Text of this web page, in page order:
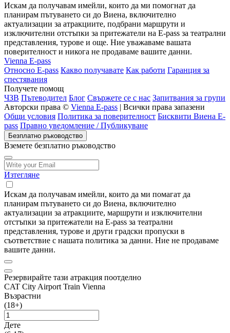
Искам да получавам имейли, които да ми помогнат да
планирам пътуването си до Виена, включително
актуализации за атракциите, подбрани маршрути и
изключителни отстъпки за притежатели на E-pass за театрални
представления, турове и още. Ние уважаваме вашата
поверителност и никога не продаваме вашите данни.
Vienna E-pass
Относно E-pass Какво получавате Как работи Гаранция за
спестявания
Получете помощ
ЧЗВ Пътеводител Блог Свържете се с нас Запитвания за групи
Авторски права © Vienna E-pass | Всички права запазени
Общи условия Политика за поверителност Бисквити Виена E-
pass Правно уведомление / Публикуване
Безплатно ръководство
Вземете безплатно ръководство
Изтегляне
Искам да получавам имейли, които да ми помагат да
планирам пътуването си до Виена, включително
актуализации за атракциите, маршрути и изключителни
отстъпки за притежатели на E-pass за театрални
представления, турове и други градски пропуски в
съответствие с нашата политика за данни. Ние не продаваме
вашите данни.
Резервирайте тази атракция поотделно
CAT City Airport Train Vienna
Възрастни
(18+)
Дете